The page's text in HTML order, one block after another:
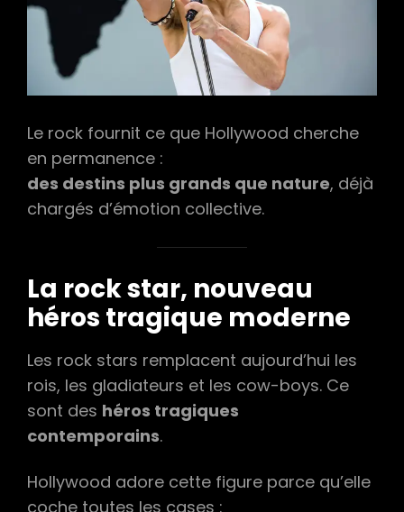
Le rock fournit ce que Hollywood cherche
en permanence :
des destins plus grands que nature, déjà
chargés d’émotion collective.
La rock star, nouveau
héros tragique moderne
Les rock stars remplacent aujourd’hui les
rois, les gladiateurs et les cow-boys. Ce
sont des héros tragiques
contemporains.
Hollywood adore cette figure parce qu’elle
coche toutes les cases :